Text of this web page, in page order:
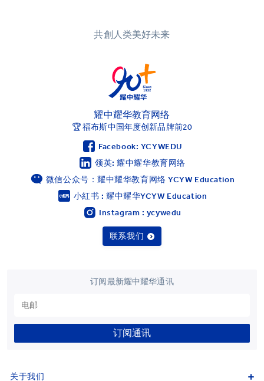
共創人类美好未来
耀中耀华教育网络
🏆 福布斯中国年度创新品牌前20
Facebook: YCYWEDU
领英: 耀中耀华教育网络
微信公众号：耀中耀华教育网络 YCYW Education
小紅书 : 耀中耀华YCYW Education
Instagram : ycywedu
联系我们
订阅最新耀中耀华通讯
订阅通讯
关于我们